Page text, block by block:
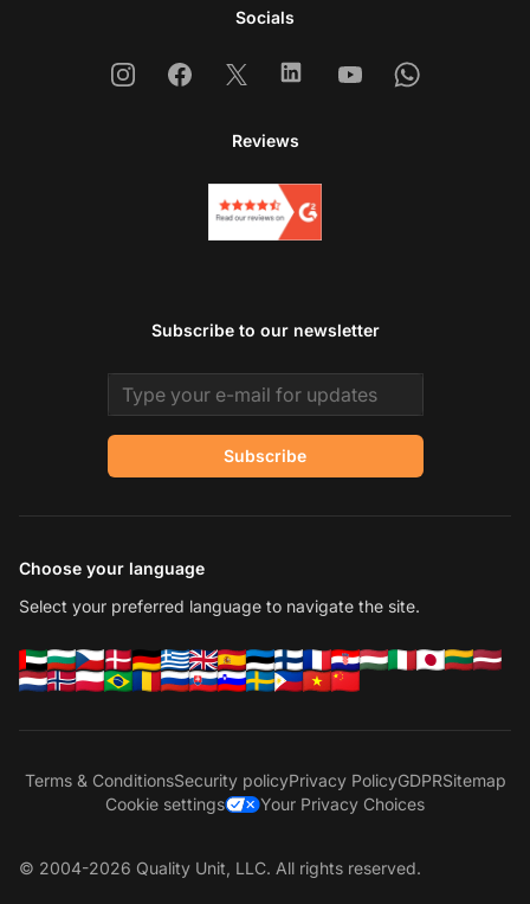
Socials
InstagramFacebook
X LinkedinYoutubeWhatsapp
Reviews
Subscribe to our newsletter
Email address
Subscribe
Choose your language
Select your preferred language to navigate the site.
Terms & ConditionsSecurity policyPrivacy PolicyGDPRSitemap
Cookie settings
Your Privacy Choices
© 2004-2026 Quality Unit, LLC. All rights reserved.